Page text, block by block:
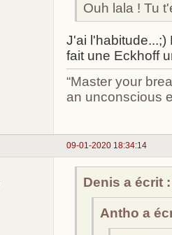
Ouh lala ! Tu
J'ai l'habitude...;)
fait une Eckhoff
“Master your
an unconscious
09-01-2020 18:34:14
Denis a écrit :
Antho a